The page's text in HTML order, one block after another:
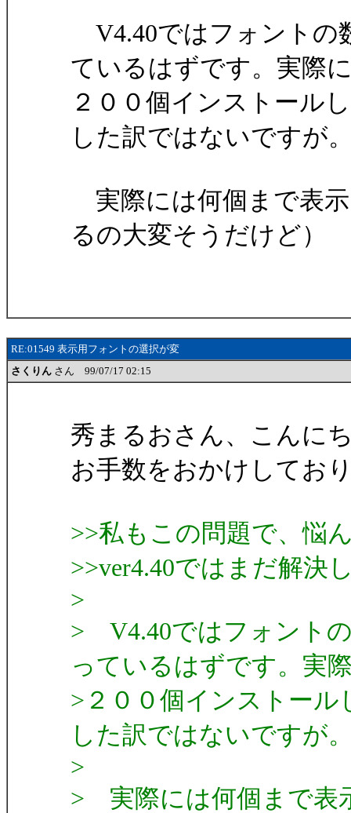
V4.40ではフォントの
ているはずです。実際
２００個インストール
した訳ではないですが
実際には何個まで表
るの大変そうだけど）
RE:01549 表示用フォントの選択が変
さくりん さん 99/07/17 02:15
秀まるおさん、こんに
お手数をおかけしてお
>>私もこの問題で、悩
>>ver4.40ではまだ解決
>
> V4.40ではフォント
っているはずです。実
>２００個インストー
した訳ではないですが
>
> 実際には何個まで表